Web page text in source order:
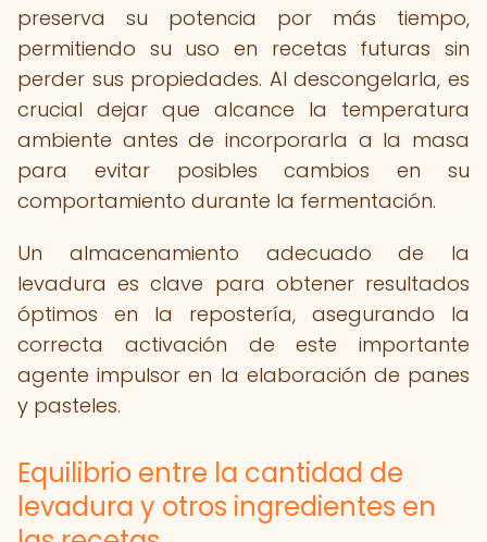
preserva su potencia por más tiempo,
permitiendo su uso en recetas futuras sin
perder sus propiedades. Al descongelarla, es
crucial dejar que alcance la temperatura
ambiente antes de incorporarla a la masa
para evitar posibles cambios en su
comportamiento durante la fermentación.
Un almacenamiento adecuado de la
levadura es clave para obtener resultados
óptimos en la repostería, asegurando la
correcta activación de este importante
agente impulsor en la elaboración de panes
y pasteles.
Equilibrio entre la cantidad de
levadura y otros ingredientes en